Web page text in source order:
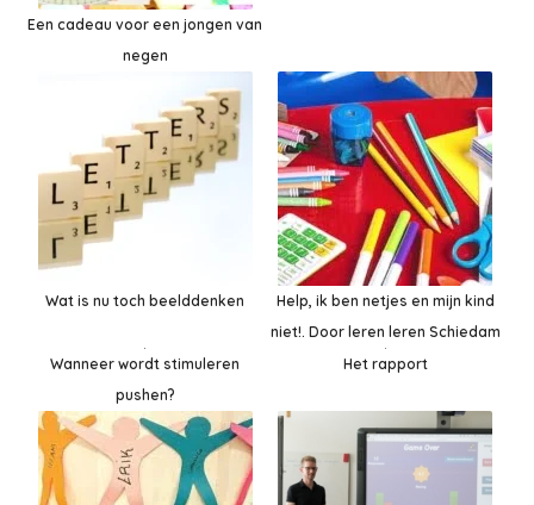
Een cadeau voor een jongen van
negen
Wat is nu toch beelddenken
Help, ik ben netjes en mijn kind
niet!. Door leren leren Schiedam
Wanneer wordt stimuleren
pushen?
Het rapport